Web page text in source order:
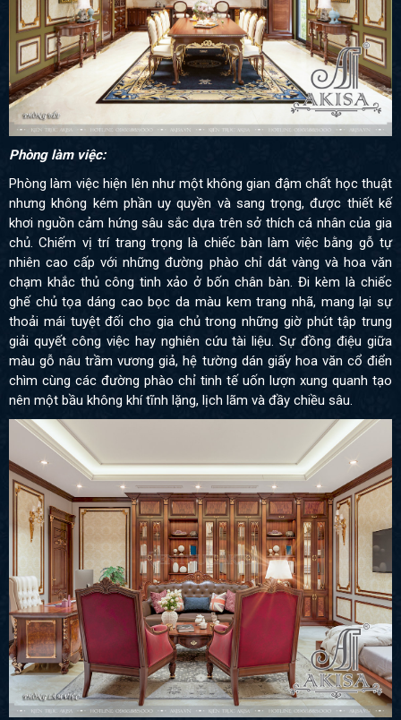
Phòng làm việc:
Phòng làm việc hiện lên như một không gian đậm chất học thuật
nhưng không kém phần uy quyền và sang trọng, được thiết kế
khơi nguồn cảm hứng sâu sắc dựa trên sở thích cá nhân của gia
chủ. Chiếm vị trí trang trọng là chiếc bàn làm việc bằng gỗ tự
nhiên cao cấp với những đường phào chỉ dát vàng và hoa văn
chạm khắc thủ công tinh xảo ở bốn chân bàn. Đi kèm là chiếc
ghế chủ tọa dáng cao bọc da màu kem trang nhã, mang lại sự
thoải mái tuyệt đối cho gia chủ trong những giờ phút tập trung
giải quyết công việc hay nghiên cứu tài liệu. Sự đồng điệu giữa
màu gỗ nâu trầm vương giả, hệ tường dán giấy hoa văn cổ điển
chìm cùng các đường phào chỉ tinh tế uốn lượn xung quanh tạo
nên một bầu không khí tĩnh lặng, lịch lãm và đầy chiều sâu.